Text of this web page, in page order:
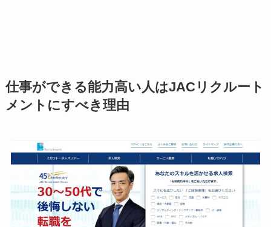
仕事ができる能力高い人はJACリクルート
メントにすべき理由